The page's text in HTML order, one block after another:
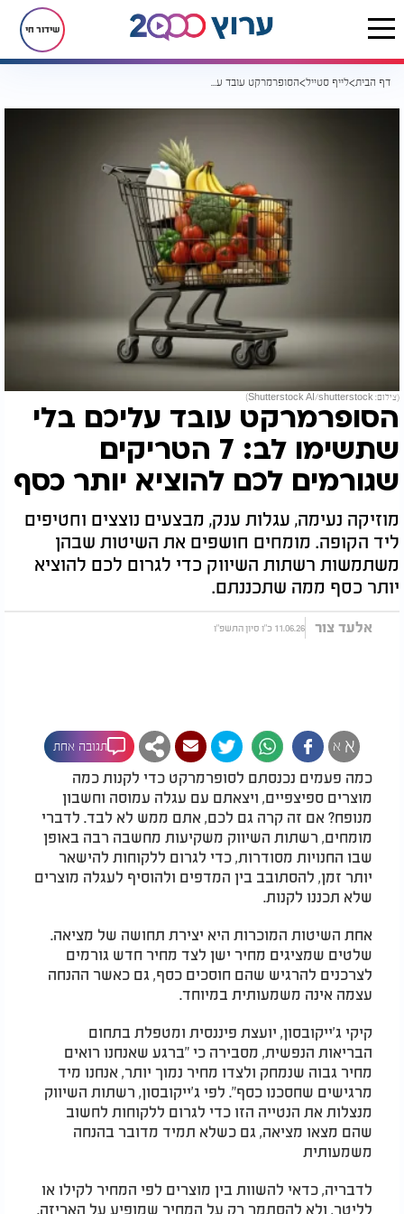
שידור חי
דף הבית לייף סטייל הסופרמרקט עובד עליכם בלי שתשימו לב: 7 הטריקים שגורמים לכם להוציא יותר כסף
(צילום: Shutterstock AI/shutterstock)
הסופרמרקט עובד עליכם בלי
שתשימו לב: 7 הטריקים
שגורמים לכם להוציא יותר כסף
מוזיקה נעימה, עגלות ענק, מבצעים נוצצים וחטיפים
ליד הקופה. מומחים חושפים את השיטות שבהן
משתמשות רשתות השיווק כדי לגרום לכם להוציא
יותר כסף ממה שתכננתם.
אלעד צור 11.06.26 כ"ו סיון התשפ"ו
א א תגובה אחת
כמה פעמים נכנסתם לסופרמרקט כדי לקנות כמה
מוצרים ספיצפיים, ויצאתם עם עגלה עמוסה וחשבון
מנופח? אם זה קרה גם לכם, אתם ממש לא לבד. לדברי
מומחים, רשתות השיווק משקיעות מחשבה רבה באופן
שבו החנויות מסודרות, כדי לגרום ללקוחות להישאר
יותר זמן, להסתובב בין המדפים ולהוסיף לעגלה מוצרים
שלא תכננו לקנות.
אחת השיטות המוכרות היא יצירת תחושה של מציאה.
שלטים שמציגים מחיר ישן לצד מחיר חדש גורמים
לצרכנים להרגיש שהם חוסכים כסף, גם כאשר ההנחה
עצמה אינה משמעותית במיוחד.
קיקי ג'ייקובסון, יועצת פיננסית ומטפלת בתחום
הבריאות הנפשית, מסבירה כי "ברגע שאנחנו רואים
מחיר גבוה שנמחק ולצדו מחיר נמוך יותר, אנחנו מיד
מרגישים שחסכנו כסף". לפי ג'ייקובסון, רשתות השיווק
מנצלות את הנטייה הזו כדי לגרום ללקוחות לחשוב
שהם מצאו מציאה, גם כשלא תמיד מדובר בהנחה
משמעותית
לדבריה, כדאי להשוות בין מוצרים לפי המחיר לקילו או
לליטר, ולא להסתמך רק על המחיר שמופיע על האריזה.